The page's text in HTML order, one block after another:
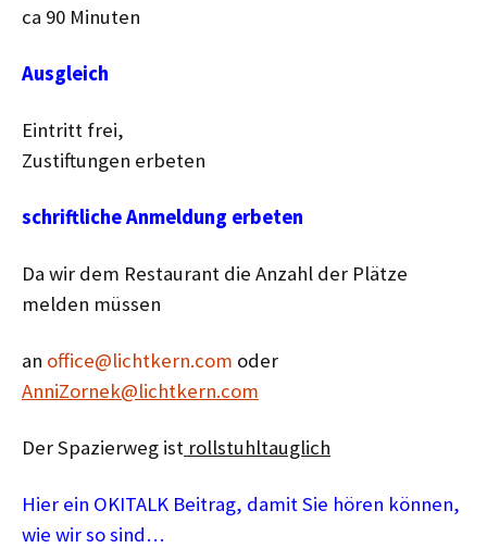
ca 90 Minuten
Ausgleich
Eintritt frei,
Zustiftungen erbeten
schriftliche Anmeldung erbeten
Da wir dem Restaurant die Anzahl der Plätze
melden müssen
an office@lichtkern.com oder
AnniZornek@lichtkern.com
Der Spazierweg ist rollstuhltauglich
Hier ein OKITALK Beitrag, damit Sie hören können,
wie wir so sind…